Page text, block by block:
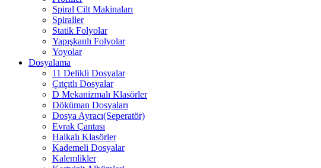
Spiral Cilt Makinaları
Spiraller
Statik Folyolar
Yapışkanlı Folyolar
Yoyolar
Dosyalama
11 Delikli Dosyalar
Çıtçıtlı Dosyalar
D Mekanizmalı Klasörler
Döküman Dosyaları
Dosya Ayracı(Seperatör)
Evrak Çantası
Halkalı Klasörler
Kademeli Dosyalar
Kalemlikler